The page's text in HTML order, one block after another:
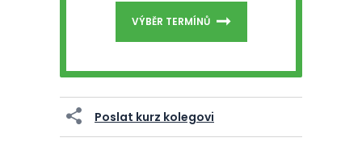
VÝBĚR TERMÍNŮ
Poslat kurz kolegovi